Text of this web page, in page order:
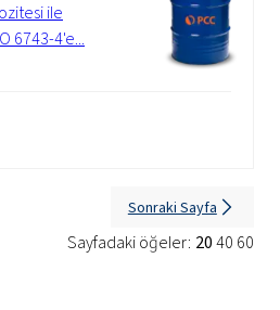
ile
6743-4'e...
Sayfadaki öğeler: 2040 60
Sonraki Sayfa